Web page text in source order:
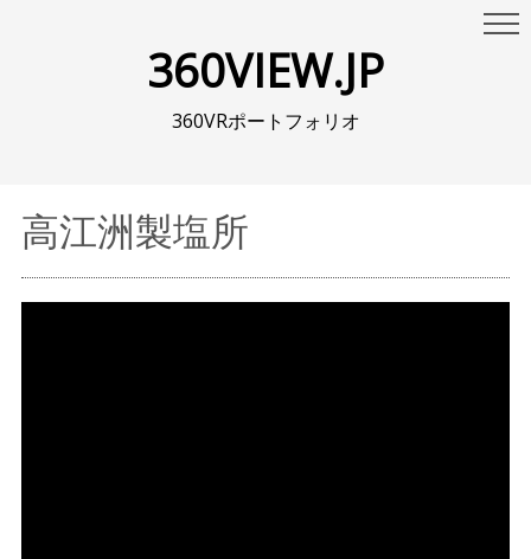
360VIEW.JP
360VRポートフォリオ
高江洲製塩所